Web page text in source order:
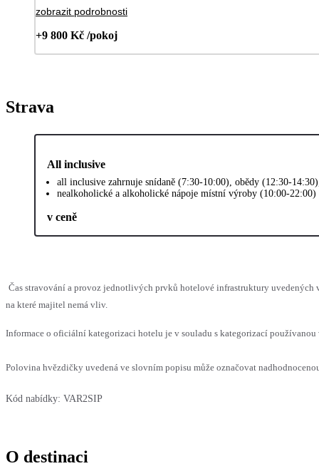
zobrazit podrobnosti
+9 800 Kč /pokoj
Strava
All inclusive
all inclusive zahrnuje snídaně (7:30-10:00), obědy (12:30-
nealkoholické a alkoholické nápoje místní výroby (10:00-22:00)
v ceně
Čas stravování a provoz jednotlivých prvků hotelové infrastruktury uvedených
na které majitel nemá vliv.
Informace o oficiální kategorizaci hotelu je v souladu s kategorizací
Polovina hvězdičky uvedená ve slovním popisu může označovat
Kód nabídky: VAR2SIP
O destinaci